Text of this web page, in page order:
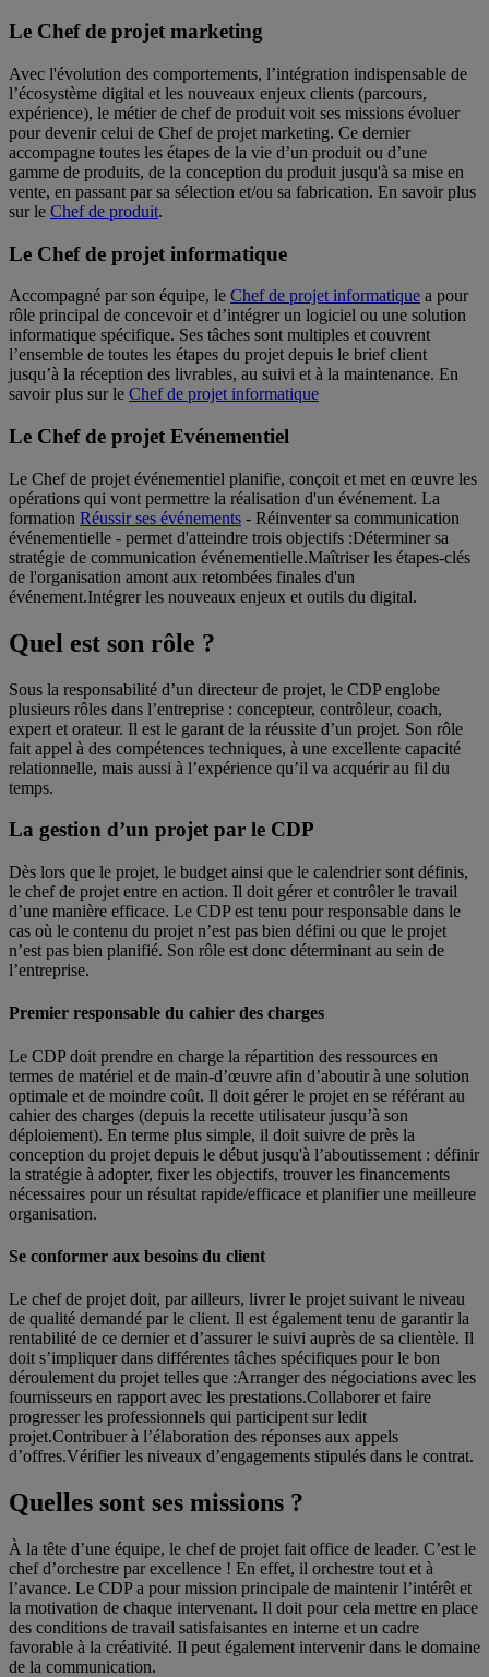
Le Chef de projet marketing
Avec l'évolution des comportements, l’intégration indispensable de
l’écosystème digital et les nouveaux enjeux clients (parcours,
expérience), le métier de chef de produit voit ses missions évoluer
pour devenir celui de Chef de projet marketing. Ce dernier
accompagne toutes les étapes de la vie d’un produit ou d’une
gamme de produits, de la conception du produit jusqu'à sa mise en
vente, en passant par sa sélection et/ou sa fabrication. En savoir plus
sur le Chef de produit.
Le Chef de projet informatique
Accompagné par son équipe, le Chef de projet informatique a pour
rôle principal de concevoir et d’intégrer un logiciel ou une solution
informatique spécifique. Ses tâches sont multiples et couvrent
l’ensemble de toutes les étapes du projet depuis le brief client
jusqu’à la réception des livrables, au suivi et à la maintenance. En
savoir plus sur le Chef de projet informatique
Le Chef de projet Evénementiel
Le Chef de projet événementiel planifie, conçoit et met en œuvre les
opérations qui vont permettre la réalisation d'un événement. La
formation Réussir ses événements - Réinventer sa communication
événementielle - permet d'atteindre trois objectifs :Déterminer sa
stratégie de communication événementielle.Maîtriser les étapes-clés
de l'organisation amont aux retombées finales d'un
événement.Intégrer les nouveaux enjeux et outils du digital.
Quel est son rôle ?
Sous la responsabilité d’un directeur de projet, le CDP englobe
plusieurs rôles dans l’entreprise : concepteur, contrôleur, coach,
expert et orateur. Il est le garant de la réussite d’un projet. Son rôle
fait appel à des compétences techniques, à une excellente capacité
relationnelle, mais aussi à l’expérience qu’il va acquérir au fil du
temps.
La gestion d’un projet par le CDP
Dès lors que le projet, le budget ainsi que le calendrier sont définis,
le chef de projet entre en action. Il doit gérer et contrôler le travail
d’une manière efficace. Le CDP est tenu pour responsable dans le
cas où le contenu du projet n’est pas bien défini ou que le projet
n’est pas bien planifié. Son rôle est donc déterminant au sein de
l’entreprise.
Premier responsable du cahier des charges
Le CDP doit prendre en charge la répartition des ressources en
termes de matériel et de main-d’œuvre afin d’aboutir à une solution
optimale et de moindre coût. Il doit gérer le projet en se référant au
cahier des charges (depuis la recette utilisateur jusqu’à son
déploiement). En terme plus simple, il doit suivre de près la
conception du projet depuis le début jusqu'à l’aboutissement : définir
la stratégie à adopter, fixer les objectifs, trouver les financements
nécessaires pour un résultat rapide/efficace et planifier une meilleure
organisation.
Se conformer aux besoins du client
Le chef de projet doit, par ailleurs, livrer le projet suivant le niveau
de qualité demandé par le client. Il est également tenu de garantir la
rentabilité de ce dernier et d’assurer le suivi auprès de sa clientèle. Il
doit s’impliquer dans différentes tâches spécifiques pour le bon
déroulement du projet telles que :Arranger des négociations avec les
fournisseurs en rapport avec les prestations.Collaborer et faire
progresser les professionnels qui participent sur ledit
projet.Contribuer à l’élaboration des réponses aux appels
d’offres.Vérifier les niveaux d’engagements stipulés dans le contrat.
Quelles sont ses missions ?
À la tête d’une équipe, le chef de projet fait office de leader. C’est le
chef d’orchestre par excellence ! En effet, il orchestre tout et à
l’avance. Le CDP a pour mission principale de maintenir l’intérêt et
la motivation de chaque intervenant. Il doit pour cela mettre en place
des conditions de travail satisfaisantes en interne et un cadre
favorable à la créativité. Il peut également intervenir dans le domaine
de la communication.